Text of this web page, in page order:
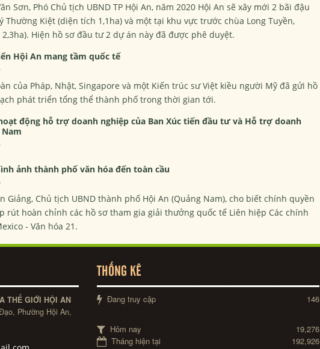
Sơn, Phó Chủ tịch UBND TP Hội An, năm 2020 Hội An sẽ xây mới 2 bãi đậu
Thường Kiệt (diện tích 1,1ha) và một tại khu vực trước chùa Long Tuyền,
Hiện hồ sơ đầu tư 2 dự án này đã được phê duyệt.
Hội An mang tầm quốc tế
của Pháp, Nhật, Singapore và một Kiến trúc sư Việt kiều người Mỹ đã gửi hồ
phát triển tổng thể thành phố trong thời gian tới.
động hỗ trợ doanh nghiệp của Ban Xúc tiến đầu tư và Hỗ trợ doanh
ảnh thành phố văn hóa đến toàn cầu
Giảng, Chủ tịch UBND thành phố Hội An (Quảng Nam), cho biết chính quyền
rút hoàn chỉnh các hồ sơ tham gia giải thưởng quốc tế Liên hiệp Các chính
- Văn hóa 21.
THẾ GIỚI HỘI AN
Phường Hội An,
THỐNG KÊ
Đang truy cập 146
Hôm nay
19,276
Tháng hiện tại
192,926